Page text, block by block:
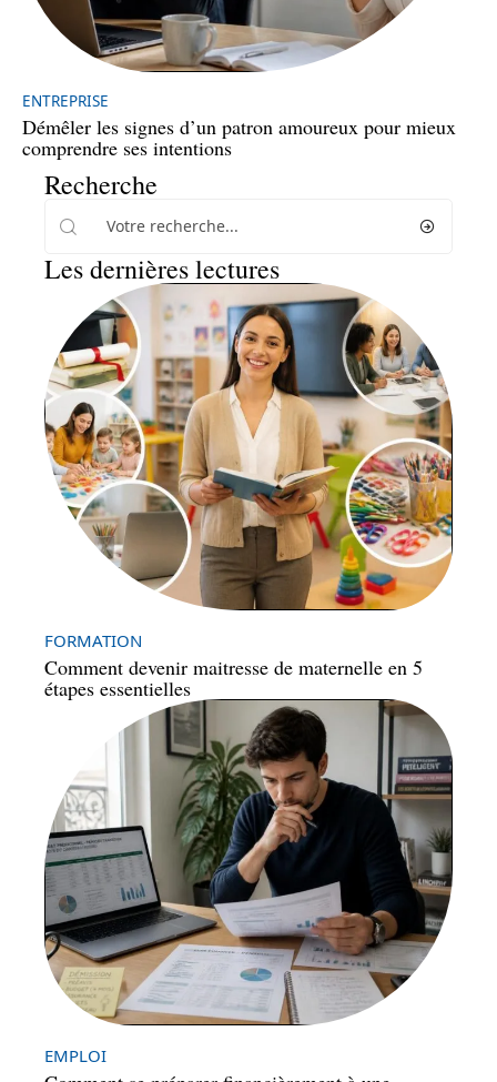
ENTREPRISE
Démêler les signes d’un patron amoureux pour mieux
comprendre ses intentions
Recherche
Les dernières lectures
FORMATION
Comment devenir maitresse de maternelle en 5
étapes essentielles
EMPLOI